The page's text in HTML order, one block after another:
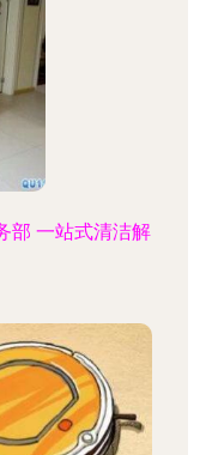
部 一站式清洁解